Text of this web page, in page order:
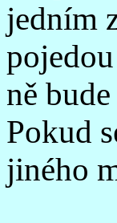
jedním
ně
Pokud
jiného